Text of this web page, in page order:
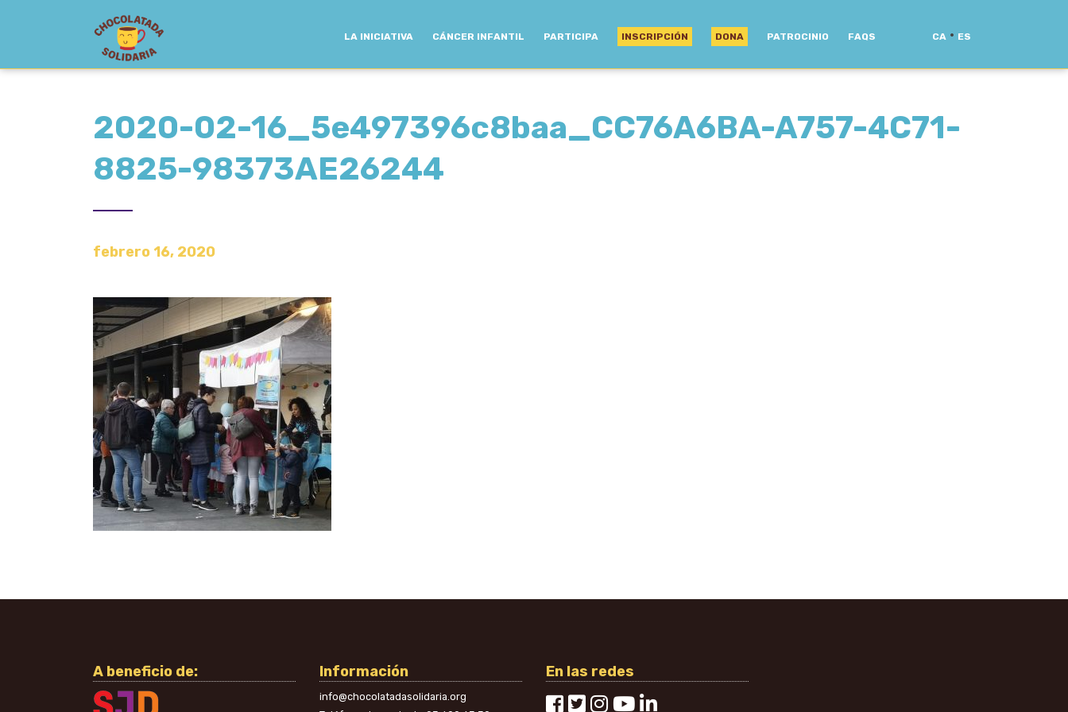
LA INICIATIVA CÁNCER INFANTIL PARTICIPA INSCRIPCIÓN DONA PATROCINIO FAQS CA · ES
2020-02-16_5e497396c8baa_CC76A6BA-A757-4C71-
8825-98373AE26244
febrero 16, 2020
A beneficio de: Información
info@chocolatadasolidaria.org
En las redes